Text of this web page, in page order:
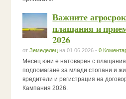
Важните
плащания и
2026
отЗемеделец на 01.06.2026 -0
Месец юни е натоварен с
подпомагане за млади стопани и
вредители и регистрация на
Кампания 2026.